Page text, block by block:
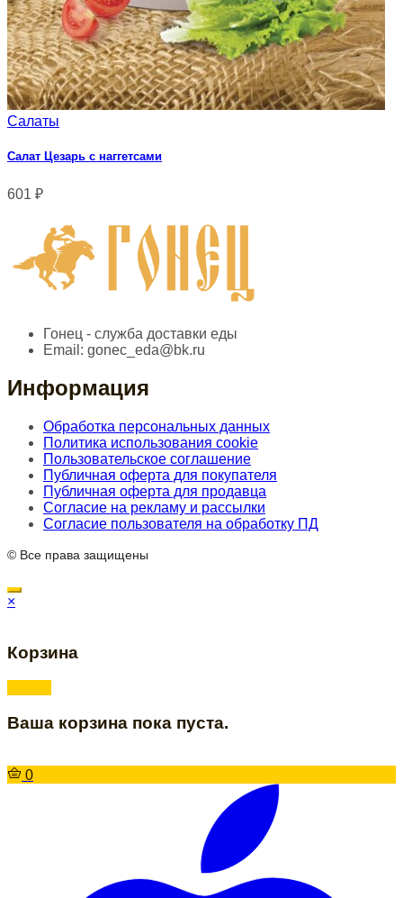
Салаты
Салат Цезарь с наггетсами
601 ₽
Гонец - служба доставки еды
Email: gonec_eda@bk.ru
Информация
Обработка персональных данных
Политика использования cookie
Пользовательское соглашение
Публичная оферта для покупателя
Публичная оферта для продавца
Согласие на рекламу и рассылки
Согласие пользователя на обработку ПД
© Все права защищены
×
Корзина
Ваша корзина пока пуста.
0